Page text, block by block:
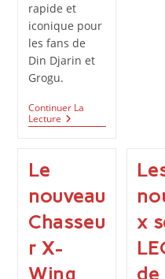
rapide et
iconique pour
les fans de
Din Djarin et
Grogu.
Continuer La
LectureLEGO
Star
N-
1
Starfighter
Du
Vitesse
Le
nouveau
Chasseu
r X-
Wing
x
de